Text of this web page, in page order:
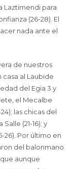
Laztimendi para
(26-28). El
nada ante el
de nuestros
al Laubide
del Egia 3 y
el Mecalbe
las chicas del
(21-16); y
26). Por último en
del balonmano
aunque